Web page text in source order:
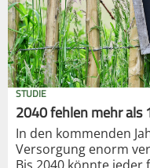
STUDIE
2040 fehlen mehr als
In den kommenden
Versorgung enorm